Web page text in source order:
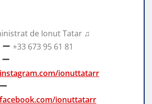
de Ionut Tatar ♫
+33 673 95 61 81
ionuttatarr
ionuttatarr